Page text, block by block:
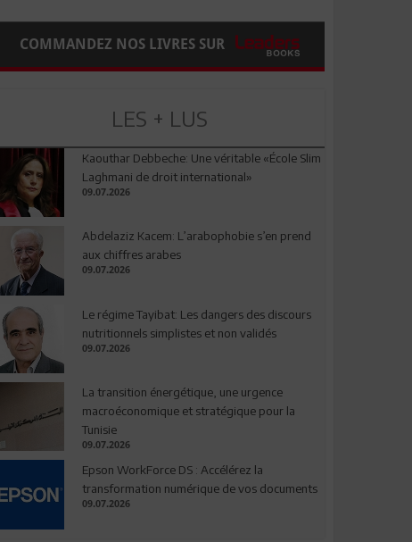
COMMANDEZ NOS LIVRES SUR
LES + LUS
Kaouthar Debbeche: Une véritable «École Slim
Laghmani de droit international»
09.07.2026
Abdelaziz Kacem: L’arabophobie s’en prend
aux chiffres arabes
09.07.2026
Le régime Tayibat: Les dangers des discours
nutritionnels simplistes et non validés
09.07.2026
La transition énergétique, une urgence
macroéconomique et stratégique pour la
Tunisie
09.07.2026
Epson WorkForce DS : Accélérez la
transformation numérique de vos documents
09.07.2026